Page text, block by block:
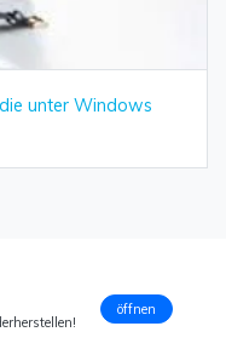
unter Windows
öffnen